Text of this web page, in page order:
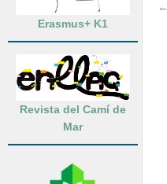
Erasmus+ K1
Revista del Camí de
Mar
←